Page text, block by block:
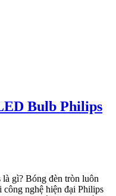
Bulb Philips
gì? Bóng đèn tròn luôn
nghệ hiện đại Philips